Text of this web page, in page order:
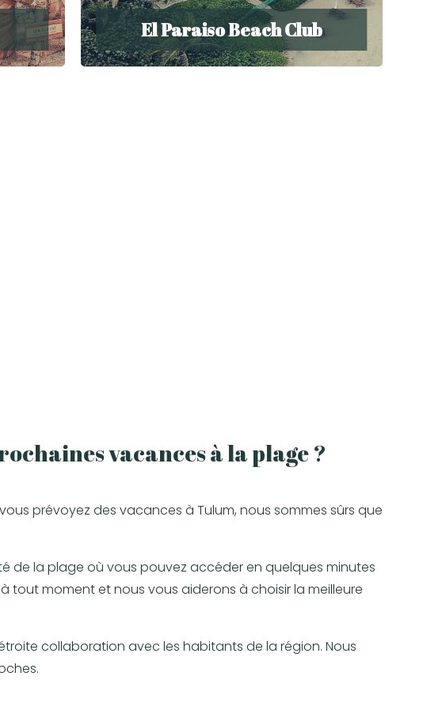
El Paraiso Beach Club
vacances à la plage ?
prévoyez des vacances à Tulum, nous sommes sûrs que
de la plage où vous pouvez accéder en quelques minutes
tout moment et nous vous aiderons à choisir la meilleure
collaboration avec les habitants de la région. Nous